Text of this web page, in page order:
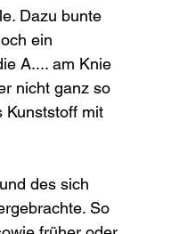
Dazu bunte
ein
A.... am Knie
nicht ganz so
Kunststoff mit
des sich
So